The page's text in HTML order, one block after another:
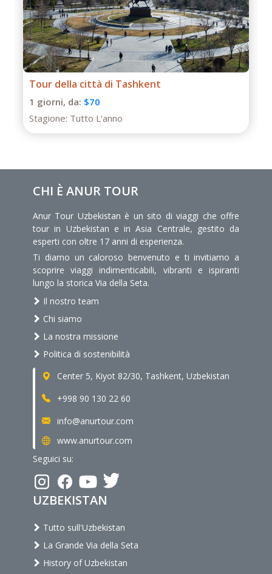
Tour di un giorno a Termiz
1 giorni,da: $50
Stagione:Tutto L'anno
CHI È ANUR TOUR
Anur Tour Uzbekistan è un sito di viaggi che offre
tour in Uzbekistan e in Asia Centrale, gestito da
esperti con oltre 17 anni di esperienza.
Ti diamo un caloroso benvenuto e ti invitiamo a
scoprire viaggi indimenticabili, vibranti e ispiranti
lungo la storica Via della Seta.
Il nostro team
Chi siamo
La nostra missione
Politica di sostenibilità
Center 5, Kiyot 82/30, Tashkent, Uzbekistan
+998 90 130 22 60
info@anurtour.com
www.anurtour.com
Seguici su:
UZBEKISTAN
Tutto sull'Uzbekistan
La Grande Via della Seta
History of Uzbekistan